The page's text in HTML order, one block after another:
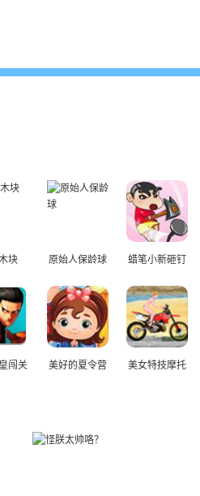
块 原始人保龄球
蜡笔小新砸钉
闯关
美好的夏令营 美女特技摩托